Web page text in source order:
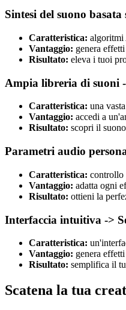
Sintesi del suono
Caratteristica: algoritmi
Vantaggio: genera
Risultato: eleva i tuoi
Ampia libreria di suoni
Caratteristica: una
Vantaggio: accedi a
Risultato: scopri il
Parametri audio
Caratteristica: controllo
Vantaggio: adatta ogni
Risultato: ottieni la
Interfaccia intuitiva ->
Caratteristica:
Vantaggio: genera
Risultato: semplifica il
Scatena la tua